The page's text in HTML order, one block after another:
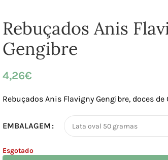
Rebuçados Anis
Gengibre
4,26€
Rebuçados Anis Flavigny Gengibre, doces de
EMBALAGEM
Esgotado